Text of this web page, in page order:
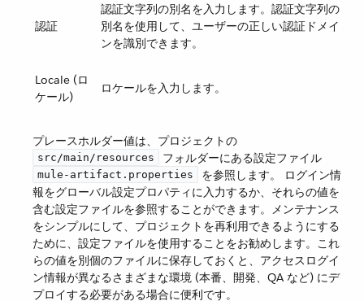
認証
認証文字列の別名を入力します。認証文字列の
別名を使用して、ユーザーの正しい認証ドメイ
ンを識別できます。
Locale (ロ
ケール)
ロケールを入力します。
プレースホルダー値は、プロジェクトの ​
src/main/resources ​ フォルダーにある設定ファイル ​
mule-artifact.properties
​ を参照します。 ログイン情
報をグローバル設定プロパティに入力するか、それらの値を
含む設定ファイルを参照することができます。メンテナンス
をシンプルにして、プロジェクトを再利用できるようにする
ために、設定ファイルを使用することをお勧めします。これ
らの値を別個のファイルに保存しておくと、アクセスログイ
ン情報が異なるさまざまな環境 (本番、開発、QA など) にデ
プロイする必要がある場合に便利です。